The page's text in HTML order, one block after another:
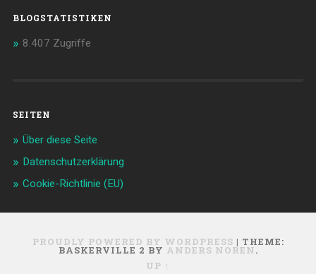
BLOGSTATISTIKEN
8.407 Zugriffe
SEITEN
Über diese Seite
Datenschutzerklärung
Cookie-Richtlinie (EU)
PROUDLY POWERED BY WORDPRESS | THEME:
BASKERVILLE 2 BY ANDERS NOREN.
UP ↑